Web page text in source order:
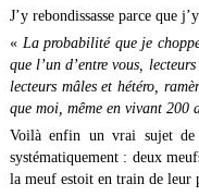
J’y rebondissasse parce que
« La probabilité que je
que l’un d’entre vous,
lecteurs mâles et hétéro,
que moi, même en vivant 200
Voilà enfin un vrai sujet de
systématiquement : deux
la meuf estoit en train de leur